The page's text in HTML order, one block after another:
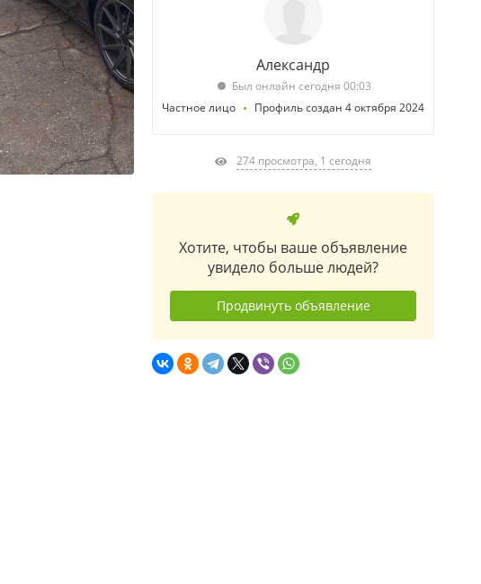
Александр
Был онлайн сегодня 00:03
Частное лицо
Профиль создан 4 октября 2024
274 просмотра, 1 сегодня
Хотите, чтобы ваше объявление
увидело больше людей?
Продвинуть объявление